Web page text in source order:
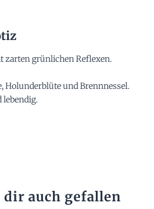
zarten grünlichen Reflexen.
Holunderblüte und Brennnessel.
lebendig.
dir auch gefallen